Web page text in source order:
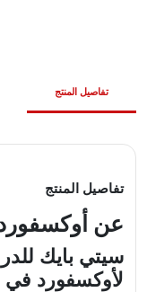
تفاصيل المنتج
تفاصيل المنتج
عن
سيتي بايك
لأوكسفورد في